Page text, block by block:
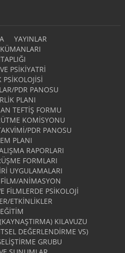
YAYINLAR
PSIKIYATRI
PSIKOLOJISI
PDR PANOSU
PLANI
TEFTIŞ FORMU
KOMISYONU
PDR PANOSU
PLANI
RAPORLARI
FORMLARI
UYGULAMALARI
ANIMASYON
FILMLERDE PSIKOLOJI
ETKINLIKLER
KILAVUZU
DEĞERLENDIRME VS)
GRUBU